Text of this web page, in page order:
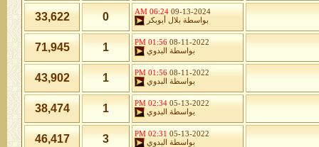
09-13-2024
06:24 AM
بواسطة بلال أبوبكر 0
33,622
08-11-2022
01:56 PM
بواسطة
البدوي 1
71,945
08-11-2022
01:56 PM
بواسطة
البدوي 1
43,902
05-13-2022
02:34 PM
بواسطة
البدوي 1
38,474
05-13-2022
02:31 PM
بواسطة
البدوي 3
46,417